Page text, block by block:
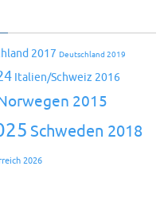
2017 Deutschland 2019
Italien/Schweiz 2016
2015
Schweden 2018
2026